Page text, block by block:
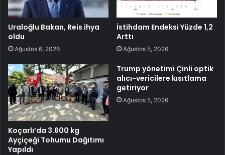
Uraloğlu Bakan, Reis ihya
oldu
Ağustos 6, 2026
İstihdam Endeksi Yüzde 1,2
Arttı
Ağustos 5, 2026
Koçarlı’da 3.600 kg
Ayçiçeği Tohumu Dağıtımı
Yapıldı
Trump yönetimi Çinli optik
alıcı-vericilere kısıtlama
getiriyor
Ağustos 5, 2026